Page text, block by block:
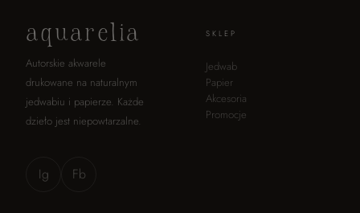
aquarelia
Autorskie akwarele
drukowane na naturalnym
jedwabiu i papierze. Każde
dzieło jest niepowtarzalne.
Ig Fb
SKLEP
Jedwab
Papier
Akcesoria
Promocje